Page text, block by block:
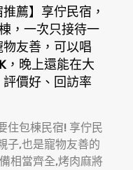
推薦】享佇民宿，
，一次只接待一
友善，可以唱
，晚上還能在大
價好、回訪率
住包棟民宿! 享佇民
子,也是寵物友善的
相當齊全,烤肉麻將